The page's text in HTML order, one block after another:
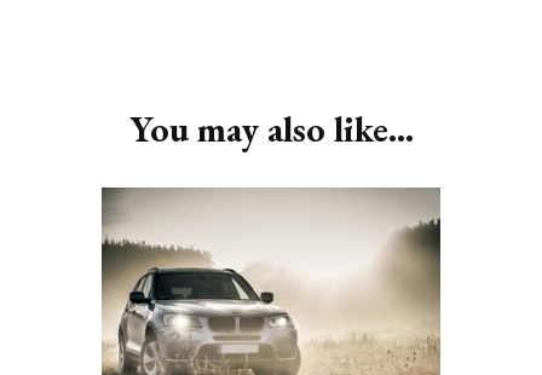
You may also like...